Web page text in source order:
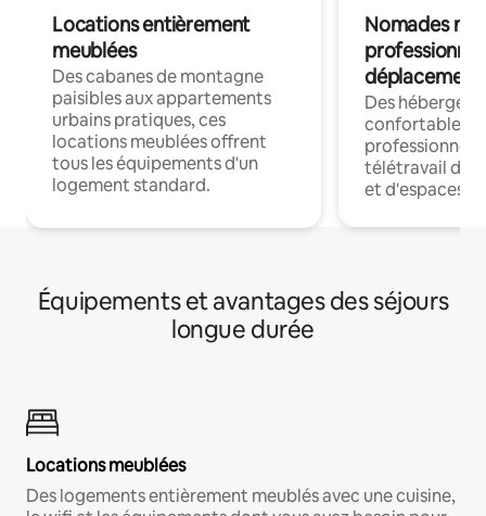
Locations entièrement
meublées
Des cabanes de montagne
paisibles aux appartements
urbains pratiques, ces
locations meublées offrent
tous les équipements d'un
logement standard.
Nomades
déplacement
Des
confortables
professionnels
télétravail
et d'espaces
Équipements et avantages des séjours
longue durée
Locations meublées
Des logements entièrement meublés avec une cuisine,